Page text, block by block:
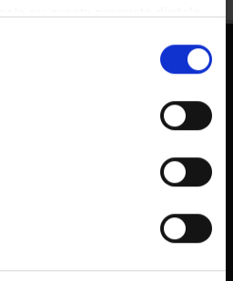
consenso in qualsiasi
sui cookie o facendo clic
sulla tua posizione
di qualche
scansionandolo
DSE